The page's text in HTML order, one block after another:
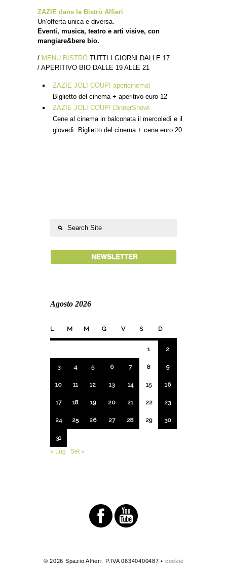
ZAZIE dans le Bistrò Alfieri
Un’offerta unica e diversa.
Eventi, musica, teatro e arti visive, con
mangiare&bere bio.
/ MENU BISTRÒ TUTTI I GIORNI DALLE 17
/ APERITIVO BIO DALLE 19 ALLE 21
ZAZIE JOLI COUP! apericinema!
Biglietto del cinema + aperitivo euro 12
ZAZIE JOLI COUP! DinnerShow!
Cene al cinema in balconata il mercoledì e il
giovedì. Biglietto del cinema + cena euro 20
Agosto 2026
L M M G V S D
1 2
3 4 5 6 7 8 9
10 11 12 13 14 15 16
17 18 19 20 21 22 23
24 25 26 27 28 29 30
31
« Lug
Set »
© 2026 Spazio Alfieri. P.IVA 06340400487 • cookie